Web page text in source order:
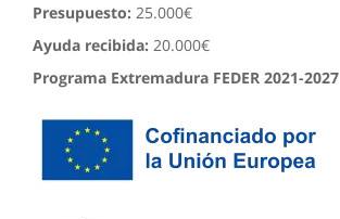
Presupuesto: 25.000€
Ayuda recibida: 20.000€
Programa Extremadura FEDER 2021-2027